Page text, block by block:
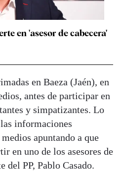
en 'asesor de cabecera'
en Baeza (Jaén), en
antes de participar en
y simpatizantes. Lo
informaciones
apuntando a que
en uno de los asesores de
del PP, Pablo Casado.